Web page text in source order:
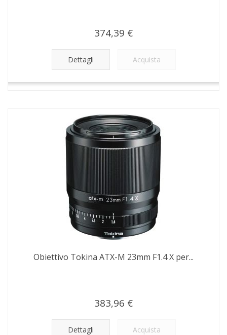
374,39 €
Dettagli Acquista
Obiettivo Tokina ATX-M 23mm F1.4 X per...
383,96 €
Dettagli Acquista